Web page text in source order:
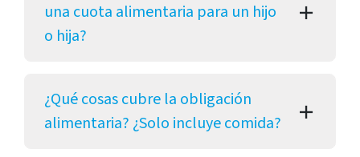
una cuota alimentaria para un hijo
o hija?
¿Qué cosas cubre la obligación
alimentaria? ¿Solo incluye comida?